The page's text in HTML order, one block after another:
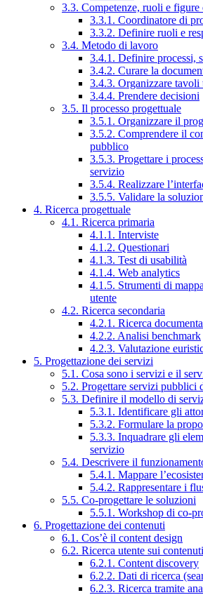
3.3. Competenze, ruoli e
3.3.1. Coordinatore di
3.3.2. Definire ruoli e
3.4. Metodo di lavoro
3.4.1. Definire processi,
3.4.2. Curare la
3.4.3. Organizzare
3.4.4. Prendere decisioni
3.5. Il processo progettuale
3.5.1. Organizzare il
3.5.2. Comprendere il
pubblico
3.5.3. Progettare i
servizio
3.5.4. Realizzare
3.5.5. Validare la
4. Ricerca progettuale
4.1. Ricerca primaria
4.1.1. Interviste
4.1.2. Questionari
4.1.3. Test di usabilità
4.1.4. Web analytics
4.1.5. Strumenti di
utente
4.2. Ricerca secondaria
4.2.1. Ricerca
4.2.2. Analisi benchmark
4.2.3. Valutazione
5. Progettazione dei servizi
5.1. Cosa sono i servizi e il
5.2. Progettare servizi pubblici
5.3. Definire il modello di
5.3.1. Identificare gli
5.3.2. Formulare la
5.3.3. Inquadrare gli
servizio
5.4. Descrivere il
5.4.1. Mappare
5.4.2. Rappresentare i
5.5. Co-progettare le soluzioni
5.5.1. Workshop di co-
6. Progettazione dei contenuti
6.1. Cos’è il content design
6.2. Ricerca utente sui
6.2.1. Content discovery
6.2.2. Dati di ricerca
6.2.3. Ricerca tramite